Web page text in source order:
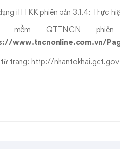
iHTKK phiên bản 3.1.4: Thực
mềm QTTNCN
www.tncnonline.com.vn/
trang: http://